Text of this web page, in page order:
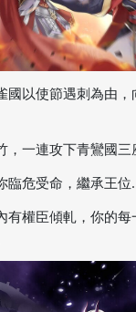
國以使節遇刺為由
，一連攻下青鸞國
臨危受命，繼承王
有權臣傾軋，你的